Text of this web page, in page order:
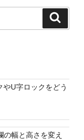
U字ロックをどう
の幅と高さを変え